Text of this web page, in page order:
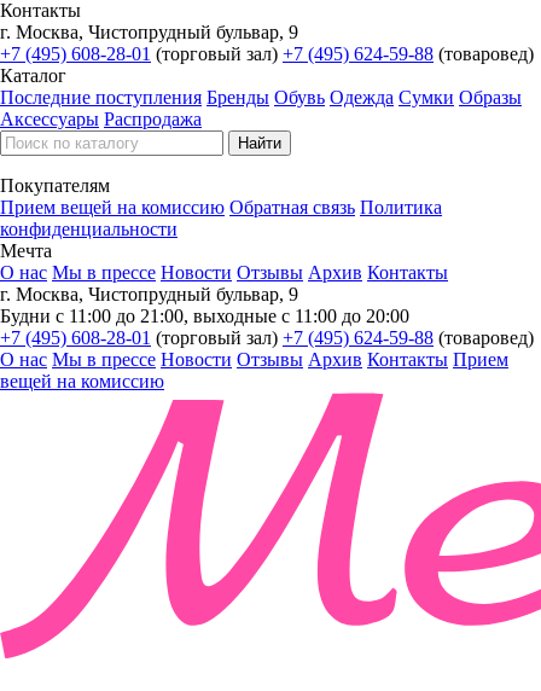
Контакты
г. Москва, Чистопрудный бульвар, 9
+7 (495) 608-28-01 (торговый зал) +7 (495) 624-59-88 (товаровед)
Каталог
Последние поступления Бренды Обувь Одежда Сумки Образы
Аксессуары Распродажа
Покупателям
Прием вещей на комиссию Обратная связь Политика
конфиденциальности
Мечта
О нас Мы в прессе Новости Отзывы Архив Контакты
г. Москва, Чистопрудный бульвар, 9
Будни с 11:00 до 21:00, выходные с 11:00 до 20:00
+7 (495) 608-28-01 (торговый зал) +7 (495) 624-59-88 (товаровед)
О нас Мы в прессе Новости Отзывы Архив Контакты Прием
вещей на комиссию